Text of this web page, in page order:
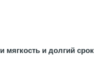
мягкость и долгий